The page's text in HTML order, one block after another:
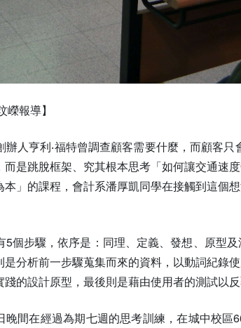
嶸報導】
人亨利‧福特曾調查顧客需要什麼，而顧客
是跳脫框架、究其根本思考「如何讓交通速
」的課程，會計系潘厚凱同學在接觸到這個
個步驟，依序是：同理、定義、發想、原型
分析前一步驟蒐集而來的資料，以動詞紀錄
的設計原型，最後則是藉由使用者的測試以
間在經過為期七週的思考訓練，在城中校